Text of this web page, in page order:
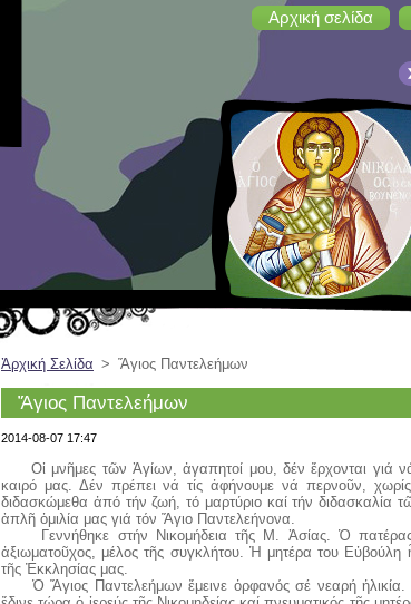
Αρχική σελίδα
Ἀρχική Σελίδα > Ἅγιος Παντελεήμων
Ἅγιος Παντελεήμων
2014-08-07 17:47
Οἱ μνῆμες τῶν Ἁγίων, ἀγαπητοί μου, δέν ἔρχονται γιά
καιρό μας. Δέν πρέπει νά τίς ἀφήνουμε νά περνοῦν,
διδασκώμεθα ἀπό τήν ζωή, τό μαρτύριο καί τήν διδασκαλία
ἁπλῆ ὁμιλία μας γιά τόν Ἅγιο Παντελεήνονα.
Γεννήθηκε στήν Νικομήδεια τῆς Μ. Ἀσίας. Ὁ πατέρας
ἀξιωματοῦχος, μέλος τῆς συγκλήτου. Ἡ μητέρα του Εὐβούλη
τῆς Ἐκκλησίας μας.
Ὁ Ἅγιος Παντελεήμων ἔμεινε ὀρφανός σέ νεαρή ἡλικία.